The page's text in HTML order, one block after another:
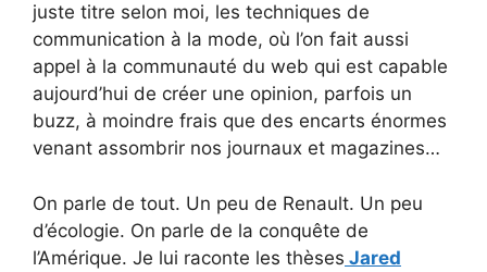
juste titre selon moi, les techniques de
communication à la mode, où l’on fait aussi
appel à la communauté du web qui est capable
aujourd’hui de créer une opinion, parfois un
buzz, à moindre frais que des encarts énormes
venant assombrir nos journaux et magazines…
On parle de tout. Un peu de Renault. Un peu
d’écologie. On parle de la conquête de
l’Amérique. Je lui raconte les thèses Jared